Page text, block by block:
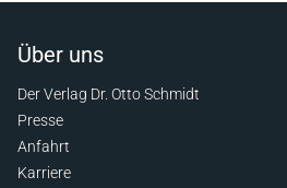
Über uns
Der Verlag Dr. Otto Schmidt
Presse
Anfahrt
Karriere